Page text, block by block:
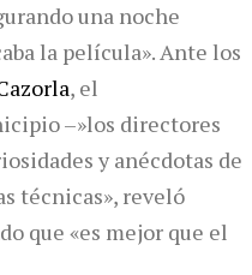
una noche
la película». Ante los
, el
–»los directores
y anécdotas de
técnicas», reveló
que «es mejor que el